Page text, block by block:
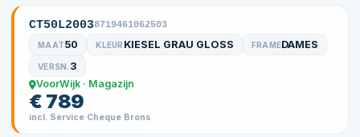
CT50L20038719461062503
MAAT50 KLEUR KIESEL GRAU GLOSS FRAMEDAMES
VERSN. 3
VoorWijk · Magazijn
€ 789
incl. Service Cheque Brons